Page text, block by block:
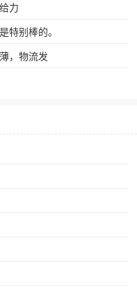
力
特别棒的。
，物流发